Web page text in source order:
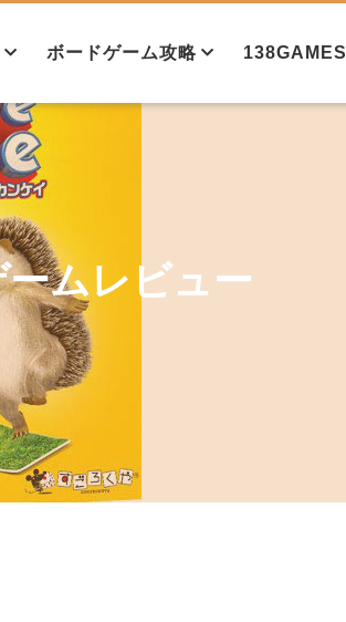
ボードゲーム攻略
モノポリー攻略法①
モノポリー攻略法②
138GAMES
ムレビュー